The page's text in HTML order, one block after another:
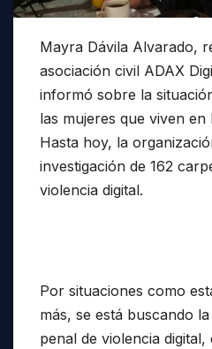
Mayra Dávila Alvarado,
asociación civil ADAX
informó sobre la
las mujeres que viven en
Hasta hoy, la
investigación de 162
violencia digital.
Por situaciones como
más, se está buscando
penal de violencia